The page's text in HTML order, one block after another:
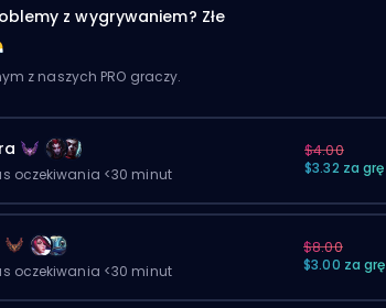
z wygrywaniem? Złe
z naszych PRO graczy.
oczekiwania <30 minut
$4.00
$3.32 za grę
oczekiwania <30 minut
$8.00
$3.00 za grę